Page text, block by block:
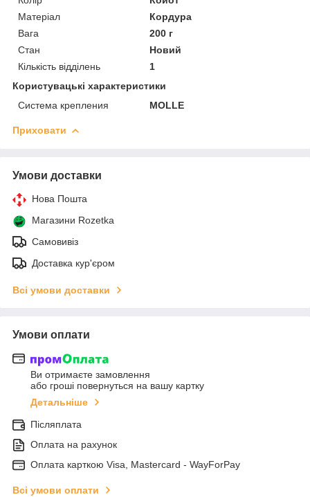
Матеріал
Кордура
Вага
200 г
Стан
Новий
Кількість відділень
1
Користувацькі характеристики
Система крепления
MOLLE
Приховати
Умови доставки
Нова Пошта
Магазини Rozetka
Самовивіз
Доставка кур'єром
Всі умови доставки
Умови оплати
Ви отримаєте замовлення
або гроші повернуться на вашу картку
Детальніше
Післяплата
Оплата на рахунок
Оплата карткою Visa, Mastercard - WayForPay
Всі умови оплати